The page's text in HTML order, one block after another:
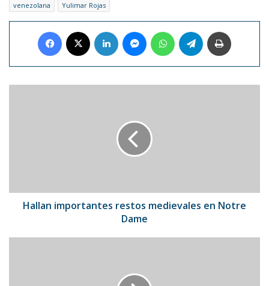
venezolana
Yulimar Rojas
Facebook LinkedIn MessengerWhatsAppTelegram
Hallan importantes restos medievales en Notre
Dame